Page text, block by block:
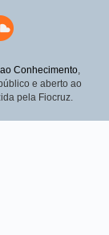
Conhecimento,
e aberto ao
pela Fiocruz.